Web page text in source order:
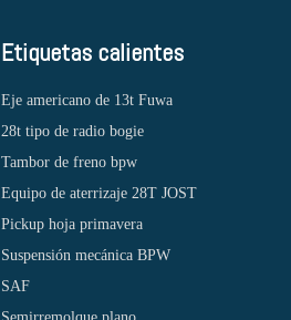
Etiquetas calientes
Eje americano de 13t Fuwa
28t tipo de radio bogie
Tambor de freno bpw
Equipo de aterrizaje 28T JOST
Pickup hoja primavera
Suspensión mecánica BPW
SAF